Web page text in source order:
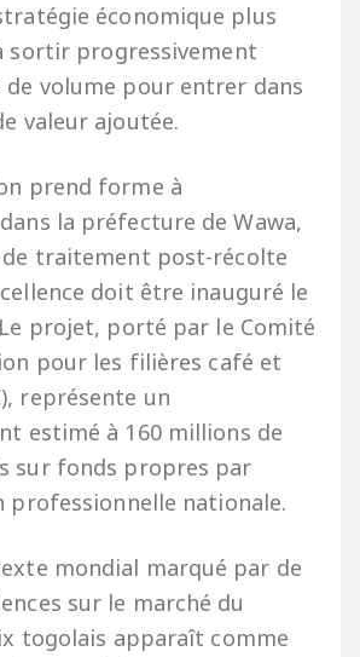
économique plus
sortir progressivement
de volume pour entrer dans
valeur ajoutée.
prend forme à
la préfecture de Wawa,
traitement post-récolte
doit être inauguré le
projet, porté par le Comité
pour les filières café et
représente un
estimé à 160 millions de
sur fonds propres par
professionnelle nationale.
mondial marqué par de
sur le marché du
togolais apparaît comme